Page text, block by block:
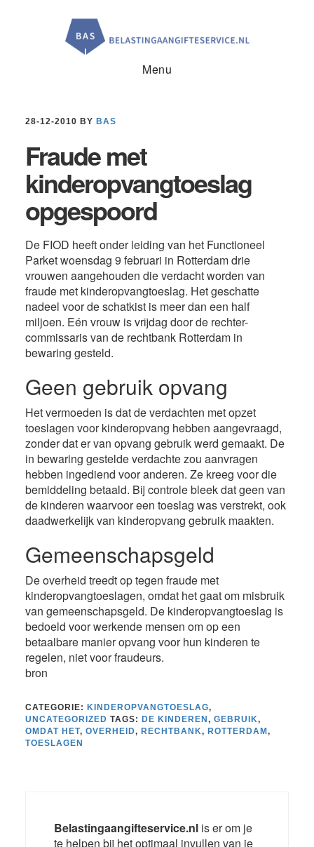
Menu
28-12-2010 BY BAS
Fraude met
kinderopvangtoeslag
opgespoord
De FIOD heeft onder leiding van het Functioneel
Parket woensdag 9 februari in Rotterdam drie
vrouwen aangehouden die verdacht worden van
fraude met kinderopvangtoeslag. Het geschatte
nadeel voor de schatkist is meer dan een half
miljoen. Eén vrouw is vrijdag door de rechter-
commissaris van de rechtbank Rotterdam in
bewaring gesteld.
Geen gebruik opvang
Het vermoeden is dat de verdachten met opzet
toeslagen voor kinderopvang hebben aangevraagd,
zonder dat er van opvang gebruik werd gemaakt. De
in bewaring gestelde verdachte zou aanvragen
hebben ingediend voor anderen. Ze kreeg voor die
bemiddeling betaald. Bij controle bleek dat geen van
de kinderen waarvoor een toeslag was verstrekt, ook
daadwerkelijk van kinderopvang gebruik maakten.
Gemeenschapsgeld
De overheid treedt op tegen fraude met
kinderopvangtoeslagen, omdat het gaat om misbruik
van gemeenschapsgeld. De kinderopvangtoeslag is
bedoeld voor werkende mensen om op een
betaalbare manier opvang voor hun kinderen te
regelen, niet voor fraudeurs.
bron
CATEGORIE: KINDEROPVANGTOESLAG,
UNCATEGORIZED TAGS: DE KINDEREN, GEBRUIK,
OMDAT HET, OVERHEID, RECHTBANK, ROTTERDAM,
TOESLAGEN
Belastingaangifteservice.nlis er om je
te helpen bij het optimaal invullen van je